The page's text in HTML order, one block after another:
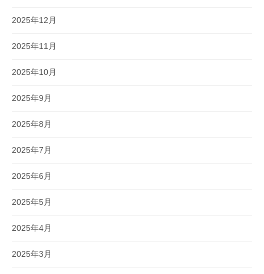
2025年12月
2025年11月
2025年10月
2025年9月
2025年8月
2025年7月
2025年6月
2025年5月
2025年4月
2025年3月